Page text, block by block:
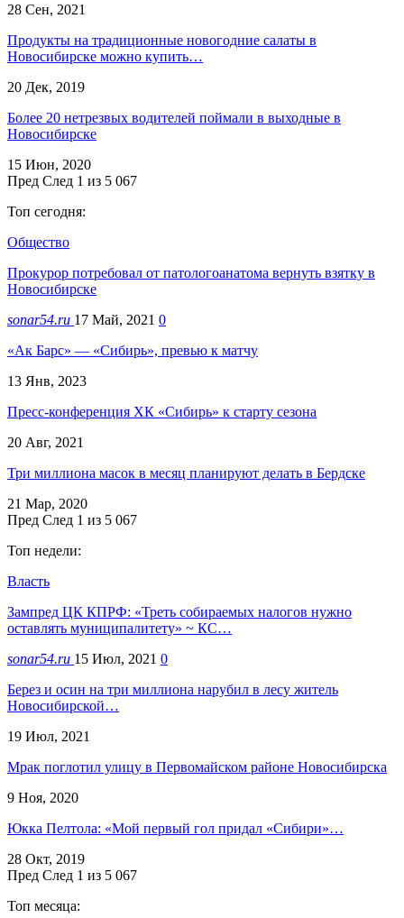
28 Сен, 2021
Продукты на традиционные новогодние салаты в
Новосибирске можно купить…
20 Дек, 2019
Более 20 нетрезвых водителей поймали в выходные в
Новосибирске
15 Июн, 2020
Пред След 1 из 5 067
Топ сегодня:
Общество
Прокурор потребовал от патологоанатома вернуть взятку в
Новосибирске
sonar54.ru 17 Май, 2021 0
«Ак Барс» — «Сибирь», превью к матчу
13 Янв, 2023
Пресс-конференция ХК «Сибирь» к старту сезона
20 Авг, 2021
Три миллиона масок в месяц планируют делать в Бердске
21 Мар, 2020
Пред След 1 из 5 067
Топ недели:
Власть
Зампред ЦК КПРФ: «Треть собираемых налогов нужно
оставлять муниципалитету» ~ КС…
sonar54.ru 15 Июл, 2021 0
Берез и осин на три миллиона нарубил в лесу житель
Новосибирской…
19 Июл, 2021
Мрак поглотил улицу в Первомайском районе Новосибирска
9 Ноя, 2020
Юкка Пелтола: «Мой первый гол придал «Сибири»…
28 Окт, 2019
Пред След 1 из 5 067
Топ месяца: